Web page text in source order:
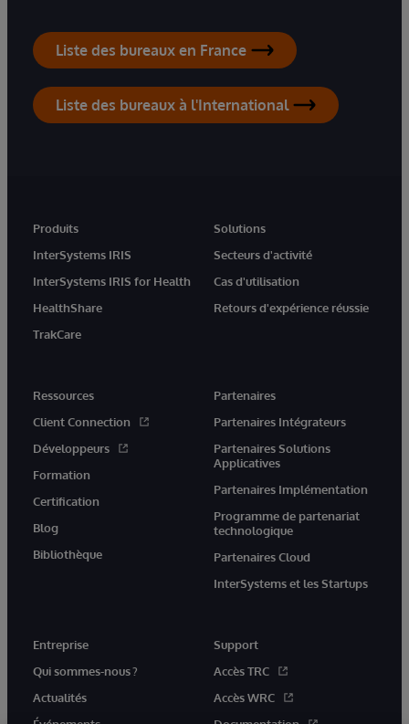
Liste des bureaux en France
Liste des bureaux à l'International
Produits
InterSystems IRIS
InterSystems IRIS for Health
HealthShare
TrakCare
Solutions
Secteurs d'activité
Cas d'utilisation
Retours d'expérience réussie
Ressources
Client Connection
Développeurs
Formation
Certification
Blog
Bibliothèque
Partenaires
Partenaires Intégrateurs
Partenaires Solutions
Applicatives
Partenaires Implémentation
Programme de partenariat
technologique
Partenaires Cloud
InterSystems et les Startups
Entreprise
Qui sommes-nous ?
Actualités
Support
Accès TRC
Accès WRC